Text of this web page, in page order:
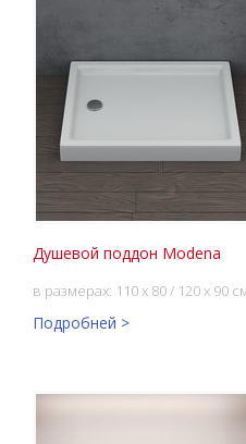
Душевой поддон Modena
в размерах: 110 x 80 / 120 x 90
Подробней >